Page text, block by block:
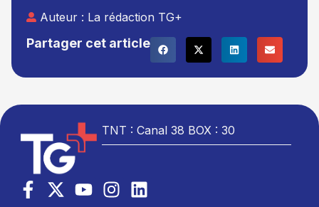
Partager cet article
Auteur : La rédaction TG+
TNT : Canal 38 BOX : 30